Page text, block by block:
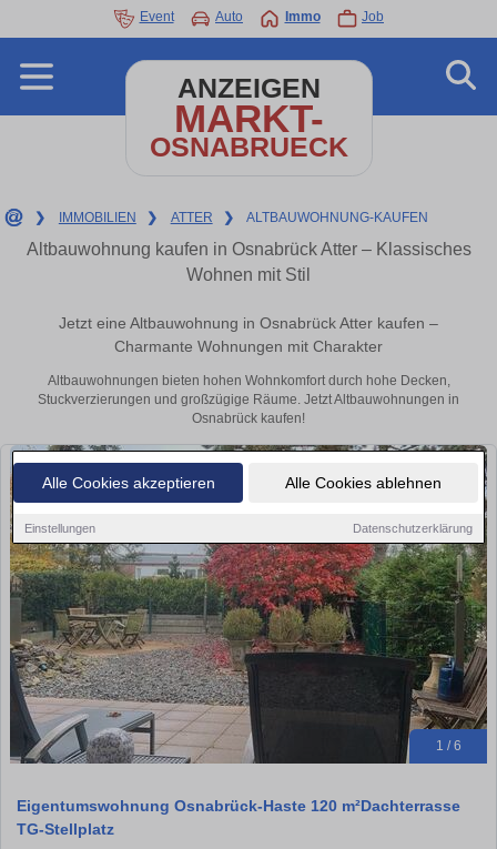
Alle Cookies akzeptieren Alle Cookies ablehnen
Einstellungen Datenschutzerklärung
Event Auto Immo Job
ANZEIGEN
MARKT-
OSNABRUECK
❯ IMMOBILIEN ❯ ATTER ❯ ALTBAUWOHNUNG-KAUFEN
Altbauwohnung kaufen in Osnabrück Atter – Klassisches
Wohnen mit Stil
Jetzt eine Altbauwohnung in Osnabrück Atter kaufen –
Charmante Wohnungen mit Charakter
Altbauwohnungen bieten hohen Wohnkomfort durch hohe Decken,
Stuckverzierungen und großzügige Räume. Jetzt Altbauwohnungen in
Osnabrück kaufen!
1 / 6
Eigentumswohnung Osnabrück-Haste 120 m²Dachterrasse
TG-Stellplatz